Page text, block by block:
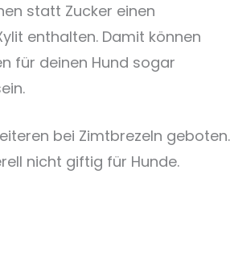
statt Zucker einen
enthalten. Damit können
für deinen Hund sogar
bei Zimtbrezeln geboten.
nicht giftig für Hunde.